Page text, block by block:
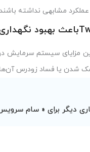
مشابهی نداشته
مزایای سیستم
شدن یا فساد زودرس
دیگر برای « سام